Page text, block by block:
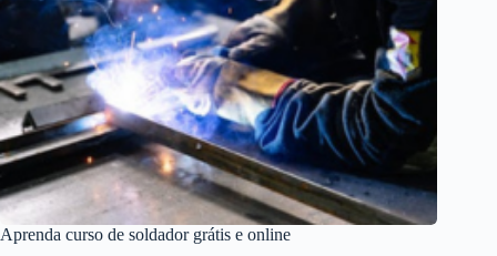
Aprenda curso de soldador grátis e online